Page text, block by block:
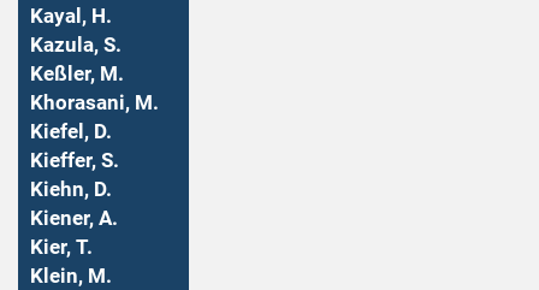
Kayal, H.
Kazula, S.
Keßler, M.
Khorasani, M.
Kiefel, D.
Kieffer, S.
Kiehn, D.
Kiener, A.
Kier, T.
Klein, M.